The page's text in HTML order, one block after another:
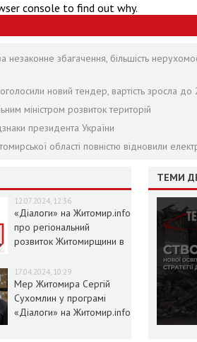
console to find out why.
незаконне збагачення, більшість
новий тендер, вартість зросла
міністром розвиток територій
президента України
області повністю відновили
12.07.2024, 12:36
«Діалоги» на Житомир.info
про регіональний
розвиток Житомирщини в
17.04.2024, 10:29
Мер Житомира Сергій
Сухомлин у програмі
«Діалоги» на Житомир.info
ТЕМИ